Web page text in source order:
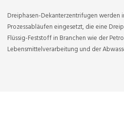
Dreiphasen-Dekanterzentrifugen werden
Prozessabläufen eingesetzt, die eine
Flüssig-Feststoff in Branchen wie der
Lebensmittelverarbeitung und der